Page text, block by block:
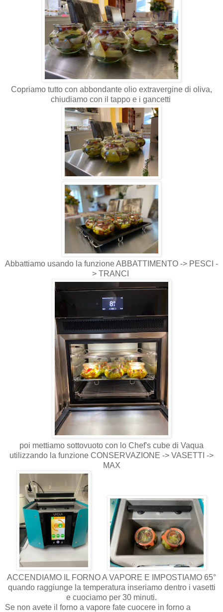
Copriamo tutto con abbondante olio extravergine di oliva,
chiudiamo con il tappo e i gancetti
Abbattiamo usando la funzione ABBATTIMENTO -> PESCI -
> TRANCI
poi mettiamo sottovuoto con lo Chef's cube di Vaqua
utilizzando la funzione CONSERVAZIONE -> VASETTI ->
MAX
ACCENDIAMO IL FORNO A VAPORE E IMPOSTIAMO 65°
quando raggiunge la temperatura inseriamo dentro i vasetti
e cuociamo per 30 minuti.
Se non avete il forno a vapore fate cuocere in forno a